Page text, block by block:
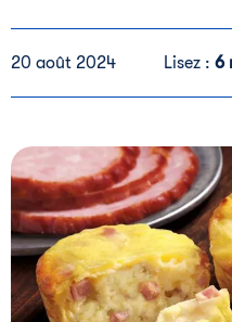
20 août 2024 Lisez : 6